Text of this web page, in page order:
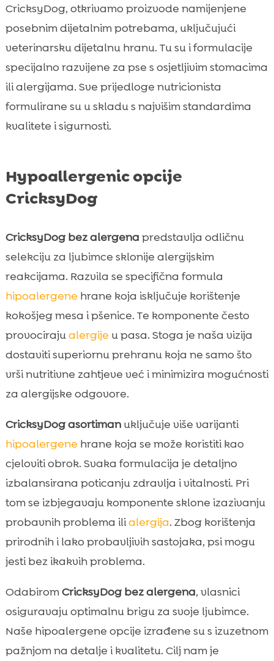
CricksyDog, otkrivamo proizvode namijenjene
posebnim dijetalnim potrebama, uključujući
veterinarsku dijetalnu hranu. Tu su i formulacije
specijalno razvijene za pse s osjetljivim stomacima
ili alergijama. Sve prijedloge nutricionista
formulirane su u skladu s najvišim standardima
kvalitete i sigurnosti.
Hypoallergenic opcije
CricksyDog
CricksyDog bez alergena predstavlja odličnu
selekciju za ljubimce sklonije alergijskim
reakcijama. Razvila se specifična formula
hipoalergene hrane koja isključuje korištenje
kokošjeg mesa i pšenice. Te komponente često
provocirajualergije u pasa. Stoga je naša vizija
dostaviti superiornu prehranu koja ne samo što
vrši nutritivne zahtjeve već i minimizira mogućnosti
za alergijske odgovore.
CricksyDog asortimanuključuje više varijanti
hipoalergene hrane koja se može koristiti kao
cjeloviti obrok. Svaka formulacija je detaljno
izbalansirana poticanju zdravlja i vitalnosti. Pri
tom se izbjegavaju komponente sklone izazivanju
probavnih problema ilialergija. Zbog korištenja
prirodnih i lako probavljivih sastojaka, psi mogu
jesti bez ikakvih problema.
OdabiromCricksyDog bez alergena, vlasnici
osiguravaju optimalnu brigu za svoje ljubimce.
Naše hipoalergene opcije izrađene su s izuzetnom
pažnjom na detalje i kvalitetu. Cilj nam je